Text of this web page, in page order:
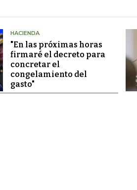
HACIENDA
"En las próximas horas
firmaré el decreto para
concretar el
congelamiento del
gasto"